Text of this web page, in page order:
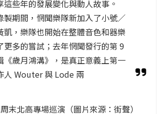
這些年的發展變化與動人故事。
製期間，惘聞樂隊新加入了小號／
凱，樂隊也開始在整體音色和器樂
更多的嘗試；去年惘聞發行的第 9
《歲月鴻溝》，是真正意義上第一
人 Wouter 與 Lode 兩